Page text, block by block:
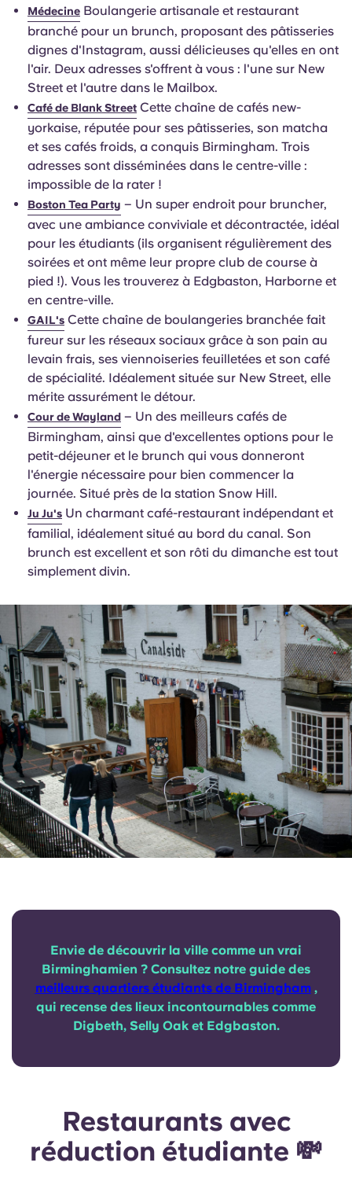
Médecine Boulangerie artisanale et restaurant
branché pour un brunch, proposant des pâtisseries
dignes d'Instagram, aussi délicieuses qu'elles en ont
l'air. Deux adresses s'offrent à vous : l'une sur New
Street et l'autre dans le Mailbox.
Café de Blank Street Cette chaîne de cafés new-
yorkaise, réputée pour ses pâtisseries, son matcha
et ses cafés froids, a conquis Birmingham. Trois
adresses sont disséminées dans le centre-ville :
impossible de la rater !
Boston Tea Party – Un super endroit pour bruncher,
avec une ambiance conviviale et décontractée, idéal
pour les étudiants (ils organisent régulièrement des
soirées et ont même leur propre club de course à
pied !). Vous les trouverez à Edgbaston, Harborne et
en centre-ville.
GAIL's Cette chaîne de boulangeries branchée fait
fureur sur les réseaux sociaux grâce à son pain au
levain frais, ses viennoiseries feuilletées et son café
de spécialité. Idéalement située sur New Street, elle
mérite assurément le détour.
Cour de Wayland – Un des meilleurs cafés de
Birmingham, ainsi que d'excellentes options pour le
petit-déjeuner et le brunch qui vous donneront
l'énergie nécessaire pour bien commencer la
journée. Situé près de la station Snow Hill.
Ju Ju's Un charmant café-restaurant indépendant et
familial, idéalement situé au bord du canal. Son
brunch est excellent et son rôti du dimanche est tout
simplement divin.
Envie de découvrir la ville comme un vrai
Birminghamien ? Consultez notre guide des
meilleurs quartiers étudiants de Birmingham ,
qui recense des lieux incontournables comme
Digbeth, Selly Oak et Edgbaston.
Restaurants avec
réduction étudiante 💸